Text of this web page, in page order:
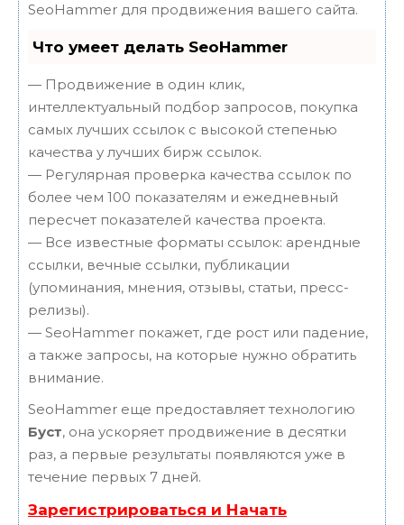
SeoHammer для продвижения вашего сайта.
Что умеет делать SeoHammer
— Продвижение в один клик,
интеллектуальный подбор запросов, покупка
самых лучших ссылок с высокой степенью
качества у лучших бирж ссылок.
— Регулярная проверка качества ссылок по
более чем 100 показателям и ежедневный
пересчет показателей качества проекта.
— Все известные форматы ссылок: арендные
ссылки, вечные ссылки, публикации
(упоминания, мнения, отзывы, статьи, пресс-
релизы).
— SeoHammer покажет, где рост или падение,
а также запросы, на которые нужно обратить
внимание.
SeoHammer еще предоставляет технологию
Буст, она ускоряет продвижение в десятки
раз, а первые результаты появляются уже в
течение первых 7 дней.
Зарегистрироваться и Начать